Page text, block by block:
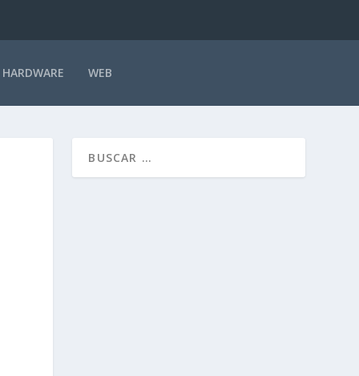
HARDWARE WEB